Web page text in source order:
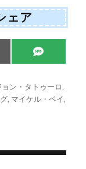
ェア
S
h
r
e
o
S
M
ョン・タトゥーロ,
, マイケル・ベイ,